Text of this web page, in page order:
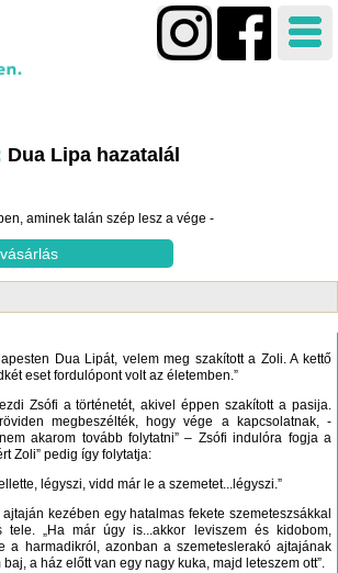
Dua Lipa hazatalál
aminek talán szép lesz a vége -
Dua Lipát, velem meg szakított a Zoli. A kettő
eset fordulópont volt az életemben.”
Zsófi a történetét, akivel éppen szakított a pasija.
megbeszélték, hogy vége a kapcsolatnak, -
akarom tovább folytatni” – Zsófi indulóra fogja a
Zoli” pedig így folytatja:
légyszi, vidd már le a szemetet...légyszi.”
kezében egy hatalmas fekete szemeteszsákkal
tele. „Ha már úgy is...akkor leviszem és kidobom,
a harmadikról, azonban a szemeteslerakó ajtajának
a ház előtt van egy nagy kuka, majd leteszem ott”.